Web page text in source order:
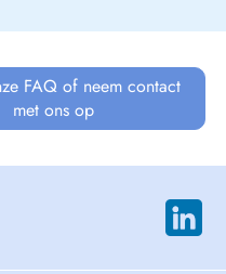
FAQ of neem contact
met ons op